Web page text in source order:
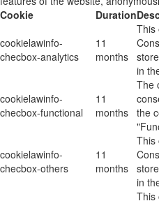
Cookie
Duration
cookielawinfo-
checbox-analytics
11
months
This
in
cookielawinfo-
checbox-functional
11
months
The
the
cookielawinfo-
checbox-others
11
months
This
in
This